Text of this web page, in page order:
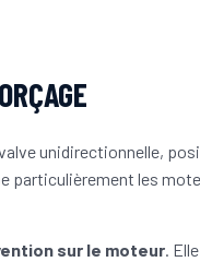
unidirectionnelle,
les
sur le moteur.